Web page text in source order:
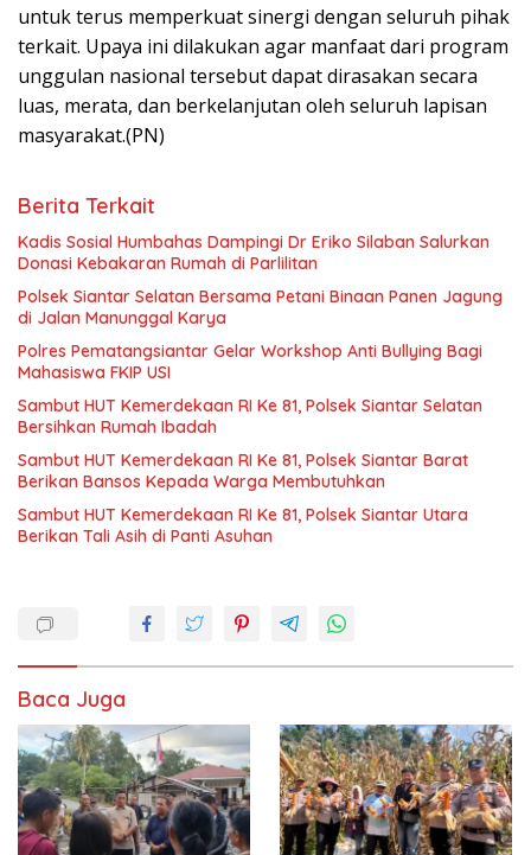
untuk terus memperkuat sinergi dengan seluruh pihak
terkait. Upaya ini dilakukan agar manfaat dari program
unggulan nasional tersebut dapat dirasakan secara
luas, merata, dan berkelanjutan oleh seluruh lapisan
masyarakat.(PN)
Berita Terkait
Kadis Sosial Humbahas Dampingi Dr Eriko Silaban Salurkan
Donasi Kebakaran Rumah di Parlilitan
Polsek Siantar Selatan Bersama Petani Binaan Panen Jagung
di Jalan Manunggal Karya
Polres Pematangsiantar Gelar Workshop Anti Bullying Bagi
Mahasiswa FKIP USI
Sambut HUT Kemerdekaan RI Ke 81, Polsek Siantar Selatan
Bersihkan Rumah Ibadah
Sambut HUT Kemerdekaan RI Ke 81, Polsek Siantar Barat
Berikan Bansos Kepada Warga Membutuhkan
Sambut HUT Kemerdekaan RI Ke 81, Polsek Siantar Utara
Berikan Tali Asih di Panti Asuhan
Baca Juga